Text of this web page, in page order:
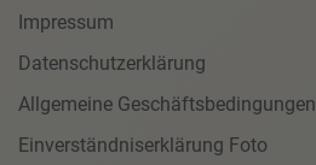
Impressum
Datenschutzerklärung
Allgemeine Geschäftsbedingungen
Einverständniserklärung Foto